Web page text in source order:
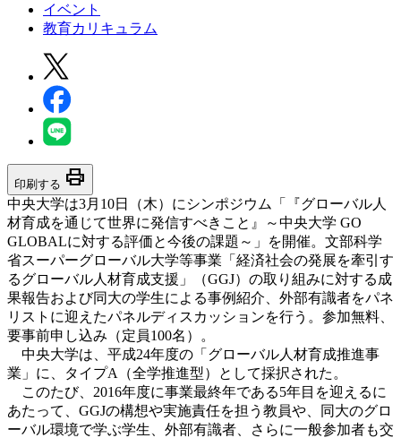
イベント
教育カリキュラム
印刷する print
中央大学は3月10日（木）にシンポジウム「『グローバル人
材育成を通じて世界に発信すべきこと』～中央大学 GO
GLOBALに対する評価と今後の課題～」を開催。文部科学
省スーパーグローバル大学等事業「経済社会の発展を牽引す
るグローバル人材育成支援」（GGJ）の取り組みに対する成
果報告および同大の学生による事例紹介、外部有識者をパネ
リストに迎えたパネルディスカッションを行う。参加無料、
要事前申し込み（定員100名）。
中央大学は、平成24年度の「グローバル人材育成推進事
業」に、タイプA（全学推進型）として採択された。
このたび、2016年度に事業最終年である5年目を迎えるに
あたって、GGJの構想や実施責任を担う教員や、同大のグロ
ーバル環境で学ぶ学生、外部有識者、さらに一般参加者も交